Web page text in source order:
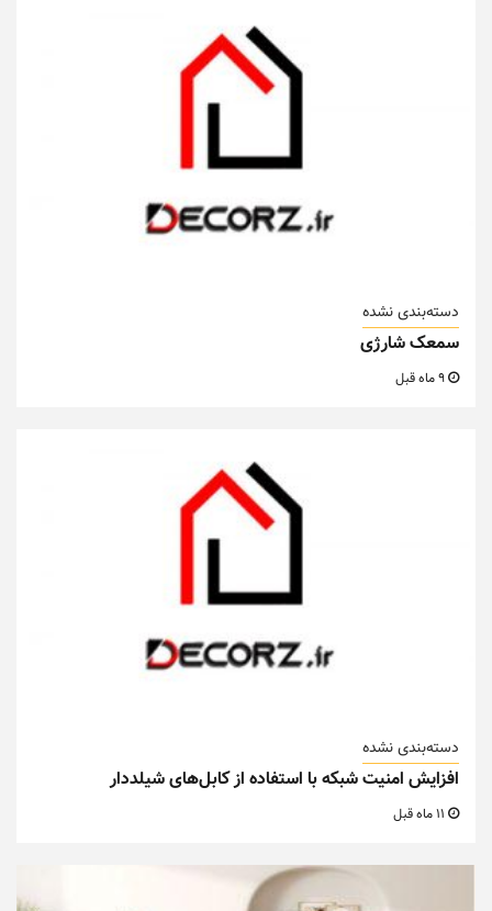
دسته‌بندی نشده
سمعک شارژی
دسته‌بندی نشده
افزایش امنیت شبکه با استفاده از کابل‌های شیلددار